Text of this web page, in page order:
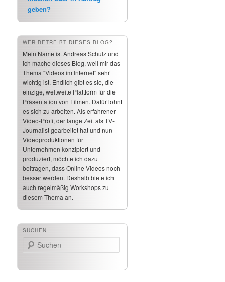
geben?
WER BETREIBT DIESES BLOG?
Mein Name ist Andreas Schulz und
ich mache dieses Blog, weil mir das
Thema "Videos im Internet" sehr
wichtig ist. Endlich gibt es sie, die
einzige, weltweite Plattform für die
Präsentation von Filmen. Dafür lohnt
es sich zu arbeiten. Als erfahrener
Video-Profi, der lange Zeit als TV-
Journalist gearbeitet hat und nun
Videoproduktionen für
Unternehmen konzipiert und
produziert, möchte ich dazu
beitragen, dass Online-Videos noch
besser werden. Deshalb biete ich
auch regelmäßig Workshops zu
diesem Thema an.
SUCHEN
Suchen